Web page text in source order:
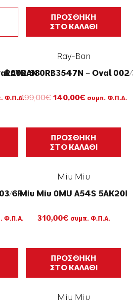
236,00€.είναι:
165,00€.
ΠΡΟΣΘΗΚΗ
ΣΤΟ ΚΑΛΑΘΙ
002/68
Φ.Π.Α.
Ray-Ban
RAYBAN 0RB3547N – Oval
199,00€ Original
199,00€.
140,00€ Η
είναι:
140,00€.
συμπ. Φ.Π.Α.
ΠΡΟΣΘΗΚΗ
ΣΤΟ ΚΑΛΑΘΙ
6R
Φ.Π.Α.
Miu Miu
Miu Miu 0MU A54S 5AK20I
310,00€ συμπ. Φ.Π.Α.
ΠΡΟΣΘΗΚΗ
ΣΤΟ ΚΑΛΑΘΙ
Miu Miu